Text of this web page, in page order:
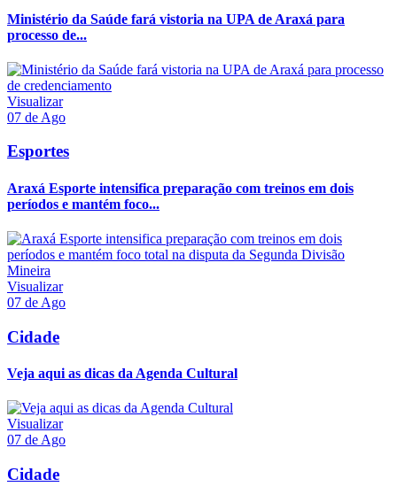
Ministério da Saúde fará vistoria na UPA de Araxá para
processo de...
Visualizar
07 de Ago
Esportes
Araxá Esporte intensifica preparação com treinos em dois
períodos e mantém foco...
Visualizar
07 de Ago
Cidade
Veja aqui as dicas da Agenda Cultural
Visualizar
07 de Ago
Cidade